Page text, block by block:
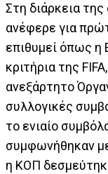
Στη διάρκεια
ανέφερε για
επιθυμεί όπως η
κριτήρια της
ανεξάρτητο
συλλογικές
το ενιαίο
συμφωνήθηκαν
η ΚΟΠ